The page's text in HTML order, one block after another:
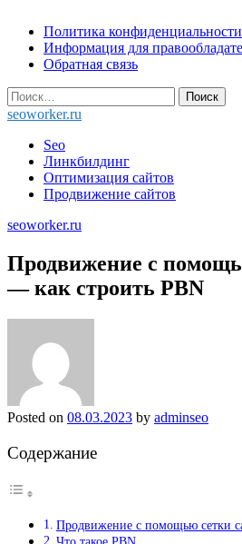
Skip
content
Политика конфиденциальности
Информация для
Обратная связь
Найти:
seoworker.ru
Seo
Линкбилдинг
Оптимизация сайтов
Продвижение сайтов
seoworker.ru
Продвижение с
— как строить PBN
Posted on 08.03.2023 by adminseo
Содержание
Продвижение с помощью сетки